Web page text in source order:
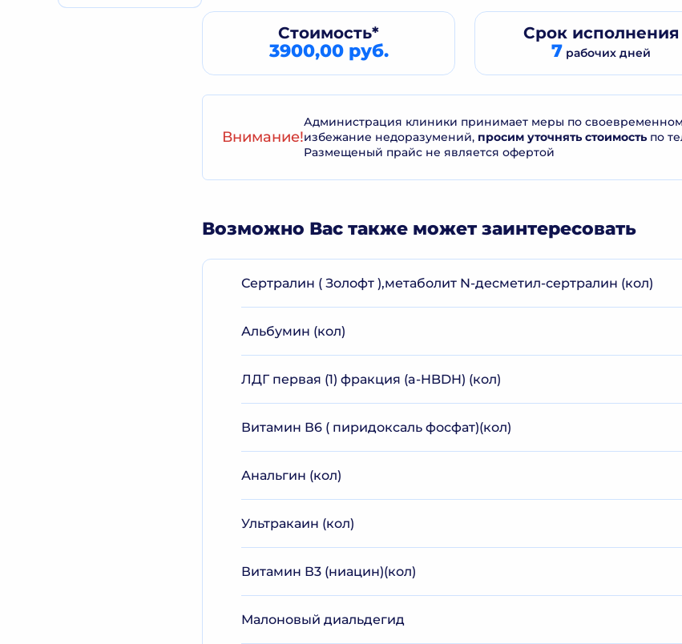
Стоимость*
3900,00 руб.
Срокисполнения
7 рабочих дней
Внимание!
Администрация клиники принимает меры по
избежание недоразумений, просим уточнять стоимостьпо
Размещеный прайс не является офертой
Возможно Вас также может заинтересовать
Сертралин ( Золофт ),метаболит N-десметил-сертралин (кол)
Альбумин (кол)
ЛДГ первая (1) фракция (a-HBDH) (кол)
Витамин В6 ( пиридоксаль фосфат)(кол)
Анальгин (кол)
Ультракаин (кол)
Витамин В3 (ниацин)(кол)
Малоновый диальдегид